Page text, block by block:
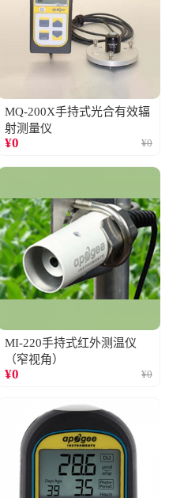
MQ-200X手持式光合有效辐
射测量仪
¥0 ¥0
MI-220手持式红外测温仪
（窄视角）
¥0 ¥0